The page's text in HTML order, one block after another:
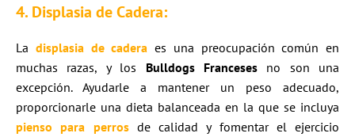
4. Displasia de Cadera:
La displasia de cadera es una preocupación común en
muchas razas, y los Bulldogs Francesesno son una
excepción. Ayudarle a mantener un peso adecuado,
proporcionarle una dieta balanceada en la que se incluya
pienso para perrosde calidad y fomentar el ejercicio